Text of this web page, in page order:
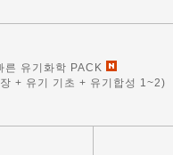
른 유기화학 PACK
+ 유기 기초 + 유기합성 1~2)